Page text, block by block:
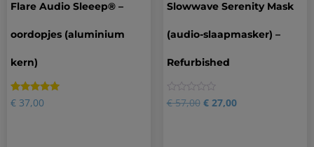
Flare Audio Sleeep® –
oordopjes (aluminium
kern)
Gewaardeerd
5.00
2
€ 37,00
Slowwave Serenity Mask
(audio-slaapmasker) –
Refurbished
0
€57,00 €27,00